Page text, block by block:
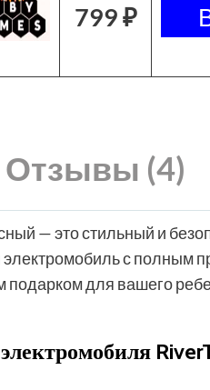
799 ₽
Отзывы (4)
— это стильный и
с полным
для вашего